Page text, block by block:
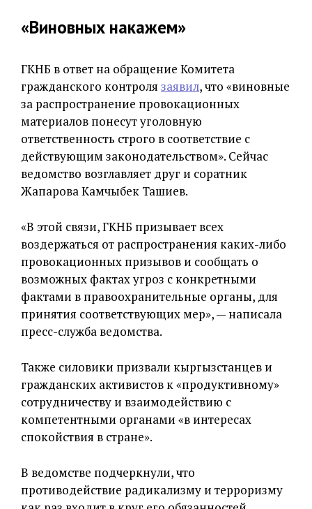
«Виновных накажем»
ГКНБ в ответ на обращение Комитета
гражданского контроля заявил, что «виновные
за распространение провокационных
материалов понесут уголовную
ответственность строго в соответствие с
действующим законодательством». Сейчас
ведомство возглавляет друг и соратник
Жапарова Камчыбек Ташиев.
«В этой связи, ГКНБ призывает всех
воздержаться от распространения каких-либо
провокационных призывов и сообщать о
возможных фактах угроз с конкретными
фактами в правоохранительные органы, для
принятия соответствующих мер», — написала
пресс-служба ведомства.
Также силовики призвали кыргызстанцев и
гражданских активистов к «продуктивному»
сотрудничеству и взаимодействию с
компетентными органами «в интересах
спокойствия в стране».
В ведомстве подчеркнули, что
противодействие радикализму и терроризму